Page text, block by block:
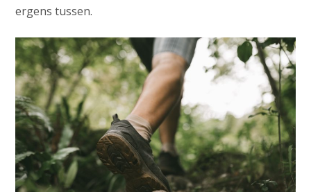
ergens tussen.